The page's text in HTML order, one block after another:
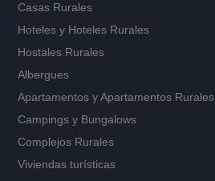
Casas Rurales
Hoteles y Hoteles Rurales
Hostales Rurales
Albergues
Apartamentos yApartamentos Rurales
Campings y Bungalows
Complejos Rurales
Viviendas turísticas